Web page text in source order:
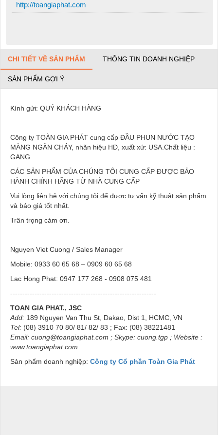
http://toangiaphat.com
CHI TIẾT VỀ SẢN PHẨM THÔNG TIN DOANH NGHIỆP
SẢN PHẨM GỢI Ý
Kính gửi: QUÝ KHÁCH HÀNG
Công ty TOÀN GIA PHÁT cung cấp ĐẦU PHUN NƯỚC TẠO
MÀNG NGĂN CHÁY, nhãn hiệu HD, xuất xứ: USA.Chất liệu :
GANG
CÁC SẢN PHẨM CỦA CHÚNG TÔI CUNG CẤP ĐƯỢC BẢO
HÀNH CHÍNH HÃNG TỪ NHÀ CUNG CẤP
Vui lòng liên hệ với chúng tôi để được tư vấn kỹ thuật sản phẩm
và báo giá tốt nhất.
Trân trọng cảm ơn.
Nguyen Viet Cuong / Sales Manager
Mobile: 0933 60 65 68 – 0909 60 65 68
Lac Hong Phat: 0947 177 268 - 0908 075 481
------------------------------------------------------------
TOAN GIA PHAT., JSC
Add: 189 Nguyen Van Thu St, Dakao, Dist 1, HCMC, VN
Tel: (08) 3910 70 80/ 81/ 82/ 83 ; Fax: (08) 38221481
Email: cuong@toangiaphat.com ; Skype: cuong.tgp ; Website :
www.toangiaphat.com
Sản phẩm doanh nghiệp: Công ty Cổ phần Toàn Gia Phát